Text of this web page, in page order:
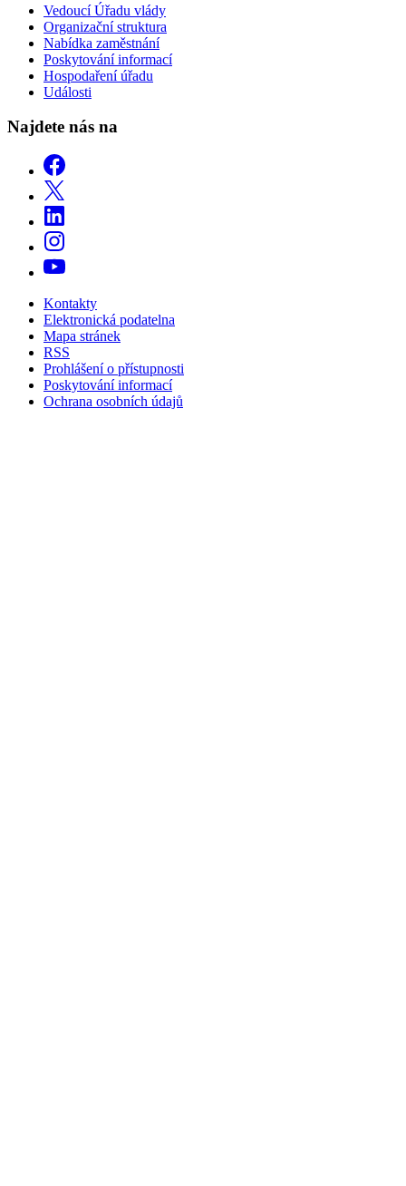
Vedoucí Úřadu vlády
Organizační struktura
Nabídka zaměstnání
Poskytování informací
Hospodaření úřadu
Události
Najdete nás na
Kontakty
Elektronická podatelna
Mapa stránek
RSS
Prohlášení o přístupnosti
Poskytování informací
Ochrana osobních údajů